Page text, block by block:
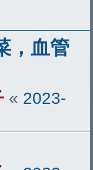
，血管
« 2023-